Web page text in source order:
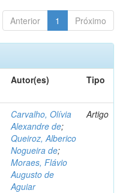
Anterior 1 Próximo
Autor(es) Tipo
Carvalho, Olívia
Alexandre de;
Queiroz, Alberico
Nogueira de;
Moraes, Flávio
Augusto de
Aguiar
Artigo